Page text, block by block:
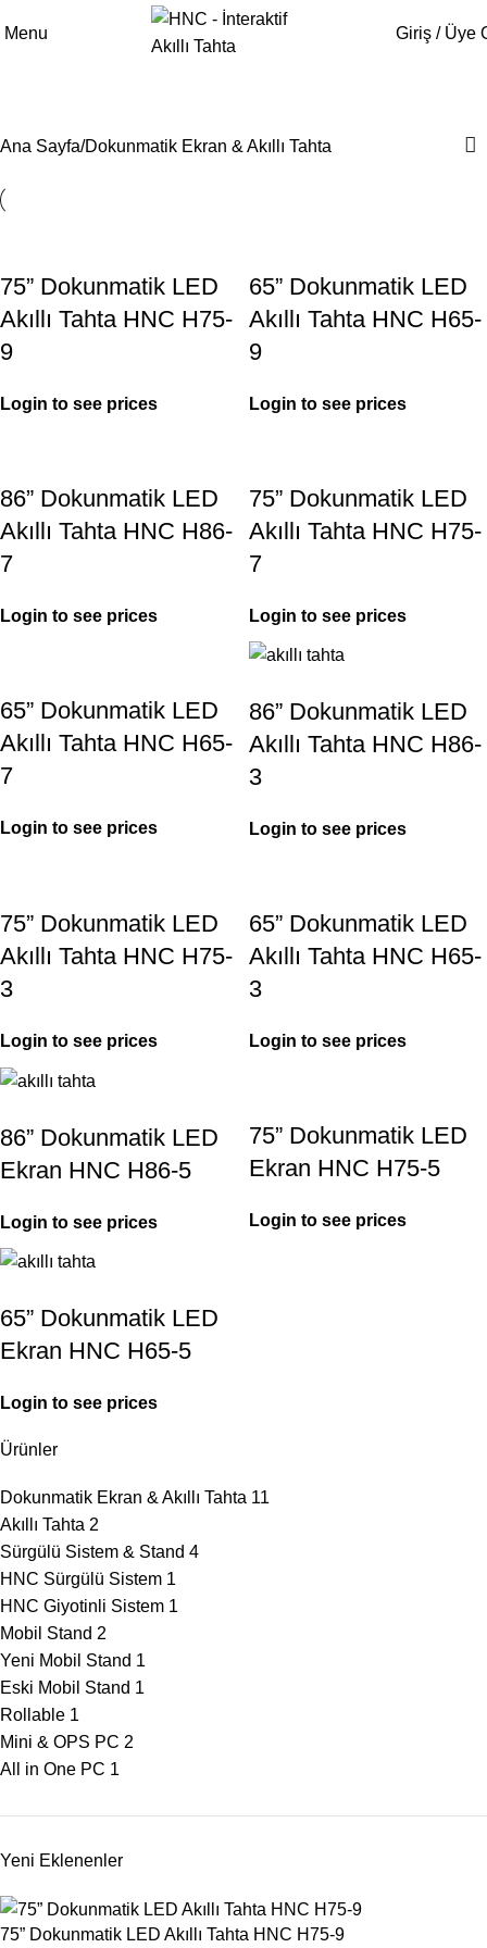
Menu Giriş / Üye
Ürünler
Dokunmatik Ekran & Akıllı Tahta 11
Akıllı Tahta 2
Sürgülü Sistem & Stand 4
HNC Sürgülü Sistem 1
HNC Giyotinli Sistem 1
Mobil Stand 2
Yeni Mobil Stand 1
Eski Mobil Stand 1
Rollable 1
Mini & OPS PC 2
All in One PC 1
Yeni Eklenenler
75” Dokunmatik LED Akıllı Tahta HNC H75-9
Ana Sayfa Dokunmatik Ekran & Akıllı Tahta
75” Dokunmatik LED
Akıllı Tahta HNC H75-
9
Login to see prices
65” Dokunmatik LED
Akıllı Tahta HNC H65-
9
Login to see prices
86” Dokunmatik LED
Akıllı Tahta HNC H86-
7
Login to see prices
75” Dokunmatik LED
Akıllı Tahta HNC H75-
7
Login to see prices
65” Dokunmatik LED
Akıllı Tahta HNC H65-
7
Login to see prices
86” Dokunmatik LED
Akıllı Tahta HNC H86-
3
Login to see prices
75” Dokunmatik LED
Akıllı Tahta HNC H75-
3
Login to see prices
65” Dokunmatik LED
Akıllı Tahta HNC H65-
3
Login to see prices
86” Dokunmatik LED
Ekran HNC H86-5
Login to see prices
75” Dokunmatik LED
Ekran HNC H75-5
Login to see prices
65” Dokunmatik LED
Ekran HNC H65-5
Login to see prices